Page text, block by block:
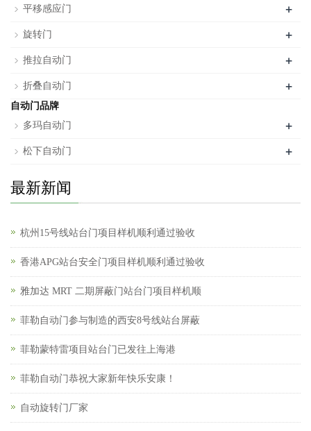
平移感应门
+
旋转门 +
推拉自动门 +
折叠自动门 +
自动门品牌
多玛自动门
+
松下自动门 +
最新新闻
杭州15号线站台门项目样机顺利通过验收
香港APG站台安全门项目样机顺利通过验收
雅加达 MRT 二期屏蔽门站台门项目样机顺
菲勒自动门参与制造的西安8号线站台屏蔽
菲勒蒙特雷项目站台门已发往上海港
菲勒自动门恭祝大家新年快乐安康！
自动旋转门厂家